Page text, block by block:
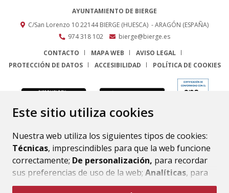
Este sitio utiliza cookies
Nuestra web utiliza los siguientes tipos de cookies:
Técnicas, imprescindibles para que la web funcione
correctamente; De personalización, para recordar
sus preferencias de uso de la web; Analíticas, para
mejorar el funcionamiento de la web y sus servicios.
AYUNTAMIENTO DE BIERGE
C/San Lorenzo 1022144 BIERGE (HUESCA) - ARAGÓN (ESPAÑA)
974 318 102
bierge@bierge.es
CONTACTO
MAPA WEB
AVISO LEGAL
PROTECCIÓN DE DATOS
ACCESIBILIDAD POLÍTICA DE COOKIES